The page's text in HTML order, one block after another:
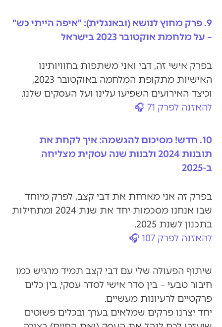
9. פרק מחוץ לנושא (ובאנגלית): "איפה הייתי כש"
– על מלחמת אוקטובר 2023 בישראל
בפרק אישי זה, דבי ואני משתפות בחוויותינו
האישיות מתקופת המלחמה באוקטובר 2023,
וכיצד האירועים השפיעו עלינו ועל העסקים שלנו.
להאזנה לפרק 71 🎧
10. חדש! מסיכום להגשמה: איך לקחת את
תובנות 2024 ולבנות שנה עסקית מצליחה
ב-2025
בפרק זה אני מארחת את דבי קצב, לפרק מיוחד
שבו אנחנו מסכמות יחד את שנת 2024 ומתחילות
בתכנון לשנת 2025.
להאזנה לפרק 107 🎧
שיתוף הפעולה שלי עם דבי קצב תמיד מרגיש כמו
חיבור טבעי – בין סדר אישי לסדר עסקי, בין כלים
פרקטיים לרעיונות מעשיים.
יחד יצרנו פרקים שמלאים בערך ובכלים פשוטים